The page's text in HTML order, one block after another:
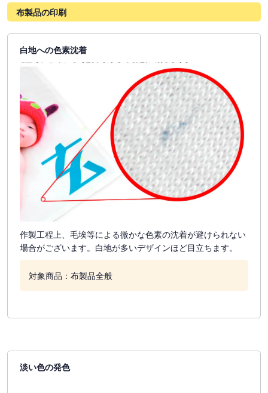
布製品の印刷
白地への色素沈着
作製工程上、毛埃等による微かな色素の沈着が避けられない
場合がございます。白地が多いデザインほど目立ちます。
対象商品：布製品全般
淡い色の発色